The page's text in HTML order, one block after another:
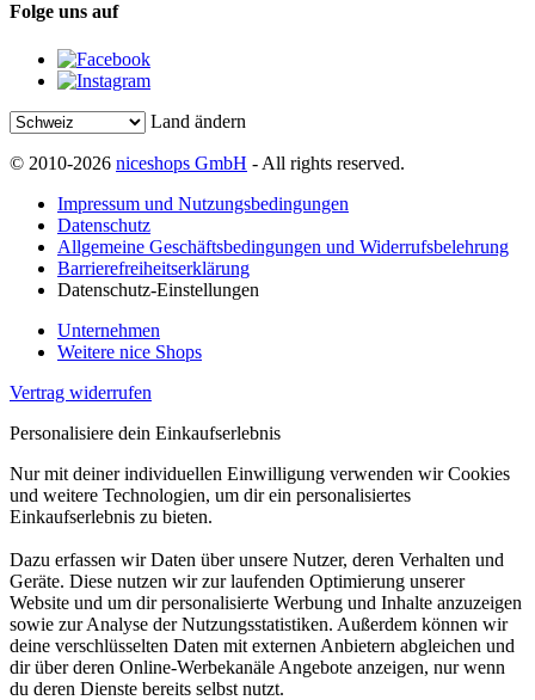
Folge uns auf
Land ändern
© 2010-2026 niceshops GmbH - All rights reserved.
Impressum und Nutzungsbedingungen
Datenschutz
Allgemeine Geschäftsbedingungen und Widerrufsbelehrung
Barrierefreiheitserklärung
Datenschutz-Einstellungen
Unternehmen
Weitere nice Shops
Vertrag widerrufen
Personalisiere dein Einkaufserlebnis
Nur mit deiner individuellen Einwilligung verwenden wir Cookies
und weitere Technologien, um dir ein personalisiertes
Einkaufserlebnis zu bieten.
Dazu erfassen wir Daten über unsere Nutzer, deren Verhalten und
Geräte. Diese nutzen wir zur laufenden Optimierung unserer
Website und um dir personalisierte Werbung und Inhalte anzuzeigen
sowie zur Analyse der Nutzungsstatistiken. Außerdem können wir
deine verschlüsselten Daten mit externen Anbietern abgleichen und
dir über deren Online-Werbekanäle Angebote anzeigen, nur wenn
du deren Dienste bereits selbst nutzt.